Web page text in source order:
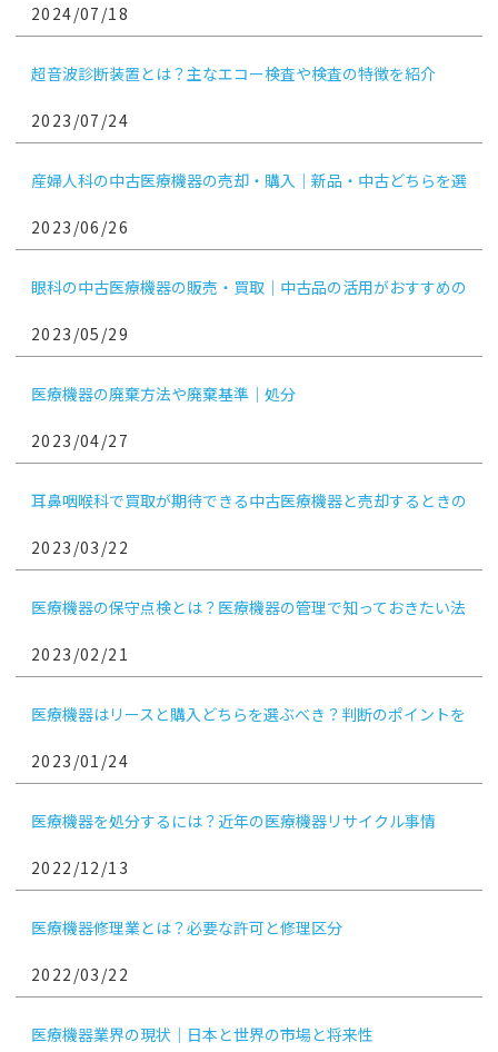
2024/07/18
超音波診断装置とは？主なエコー検査や検査の特徴を紹介
2023/07/24
産婦人科の中古医療機器の売却・購入｜新品・中古どちらを選
2023/06/26
眼科の中古医療機器の販売・買取｜中古品の活用がおすすめの
2023/05/29
医療機器の廃棄方法や廃棄基準｜処分
2023/04/27
耳鼻咽喉科で買取が期待できる中古医療機器と売却するときの
2023/03/22
医療機器の保守点検とは？医療機器の管理で知っておきたい法
2023/02/21
医療機器はリースと購入どちらを選ぶべき？判断のポイントを
2023/01/24
医療機器を処分するには？近年の医療機器リサイクル事情
2022/12/13
医療機器修理業とは？必要な許可と修理区分
2022/03/22
医療機器業界の現状｜日本と世界の市場と将来性